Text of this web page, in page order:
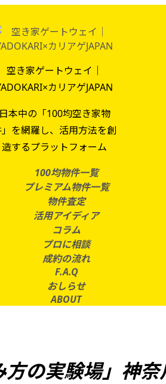
空き家ゲートウェイ｜
カリアゲJAPAN
日本中の「100均空き家物
を網羅し、活用方法を創
造するプラットフォーム
100均物件一覧
プレミアム物件一覧
物件査定
活用アイディア
コラム
プロに相談
成約の流れ
F.A.Q
おしらせ
ABOUT
方の実験場」神